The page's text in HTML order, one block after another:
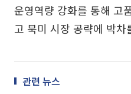
운영역량 강화를 통해 고
고 북미 시장 공략에 박
관련 뉴스